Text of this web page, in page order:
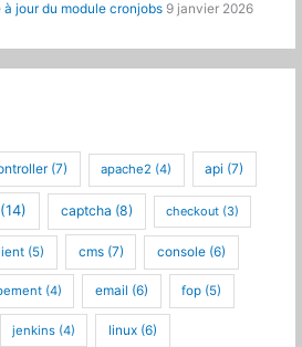
à jour du module cronjobs 9 janvier 2026
(7) apache2 (4) api (7)
captcha (8) checkout (3)
(5) cms(7) console (6)
(4) email (6) fop (5)
jenkins (4) linux(6)